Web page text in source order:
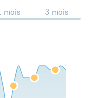
mois 3 mois